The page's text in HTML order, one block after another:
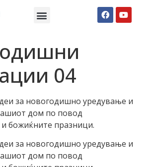
04
за новогодишно уредување и
дом по повод
божиќните празници.
за новогодишно уредување и
дом по повод